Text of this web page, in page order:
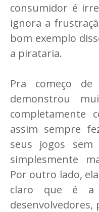
consumidor é
ignora a
bom exemplo
a pirataria.
Pra começo de
demonstrou
completamente
assim sempre
seus jogos
simplesmente
Por outro lado,
claro que é a
desenvolvedores,